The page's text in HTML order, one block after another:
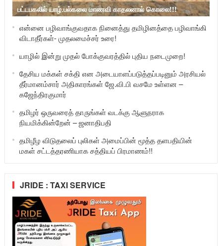
பட்டபகலில் யாழ்.பல்கலை மாணவி காதலனால் கொலை!!!
என்னை பழிவாங்குவதாக நினைத்து தமிழினத்தை பழிவாங்கி
விடாதீர்கள்- முதலமைச்சர் உரை!
யாழில் இன்று முதல் போக்குவரத்தில் புதிய நடைமுறை!
தேசிய மக்கள் சக்தி என அடையாளப்படுத்தப்படினும் அரசியல்
தீர்மானம்சார் அதிகாரங்கள் ஜே.வி.பி வசமே உள்ளன –
கஜேந்திரகுமார்
தமிழர் ஒருவரைத் தாருங்கள் வடக்கு ஆளுநராக
நியமிக்கின்றேன் – ஜனாதிபதி
தமிழீழ விடுதலைப் புலிகள் அமைப்பின் மூத்த தளபதியின்
மகள் சட்டத்தரணியாக சத்தியப் பிரமாணம்!!
JRIDE : TAXI SERVICE